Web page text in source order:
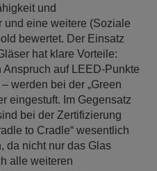
und
und eine weitere (Soziale
bewertet. Der Einsatz
hat klare Vorteile:
auf LEED-Punkte
werden bei der „Green
eingestuft. Im Gegensatz
bei der Zertifizierung
to Cradle“ wesentlich
da nicht nur das Glas
alle weiteren